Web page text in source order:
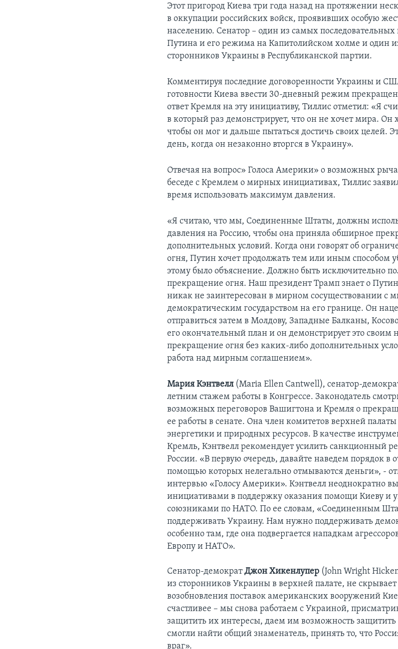
Этот пригород Киева три года назад на протяжении
в оккупации российских войск, проявивших особую
населению. Сенатор – один из самых
Путина и его режима на Капитолийском холме и один
сторонников Украины в Республиканской партии.
Комментируя последние договоренности Украины и
готовности Киева ввести 30-дневный режим
ответ Кремля на эту инициативу, Тиллис отметил: «Я
в который раз демонстрирует, что он не хочет мира. Он
чтобы он мог и дальше пытаться достичь своих целей.
день, когда он незаконно вторгся в Украину».
Отвечая на вопрос» Голоса Америки» о возможных
беседе с Кремлем о мирных инициативах, Тиллис
время использовать максимум давления.
«Я считаю, что мы, Соединенные Штаты, должны
давления на Россию, чтобы она приняла обширное
дополнительных условий. Когда они говорят об
огня, Путин хочет продолжать тем или иным способом
этому было объяснение. Должно быть исключительно
прекращение огня. Наш президент Трамп знает о
никак не заинтересован в мирном сосуществовании с
демократическим государством на его границе. Он
отправиться затем в Молдову, Западные Балканы,
его окончательный план и он демонстрирует это
прекращение огня без каких-либо дополнительных
работа над мирным соглашением».
Мария Кэнтвелл(Maria Ellen Cantwell), сенатор-
летним стажем работы в Конгрессе. Законодатель
возможных переговоров Вашигтона и Кремля о
ее работы в сенате. Она член комитетов верхней
энергетики и природных ресурсов. В качестве
Кремль, Кэнтвелл рекомендует усилить санкционный
России. «В первую очередь, давайте наведем порядок в
помощью которых нелегально отмываются деньги», -
интервью «Голосу Америки». Кэнтвелл неоднократно
инициативами в поддержку оказания помощи Киеву и
союзниками по НАТО. По ее словам, «Соединенным
поддерживать Украину. Нам нужно поддерживать
особенно там, где она подвергается нападкам
Европу и НАТО».
Сенатор-демократДжон Хикенлупер (John Wright
из сторонников Украины в верхней палате, не скрывает
возобновления поставок американских вооружений
счастливее – мы снова работаем с Украиной,
защитить их интересы, даем им возможность
смогли найти общий знаменатель, принять то, что
враг».